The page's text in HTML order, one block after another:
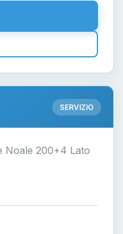
SERVIZIO
Noale 200+4 Lato